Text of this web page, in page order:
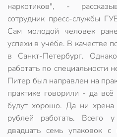
наркотиков", -
сотрудник пресс-службы
Сам молодой человек
успехи в учёбе. В качестве
в Санкт-Петербург.
работать по
Питер был направлен на
практике говорили - да всё
будут хорошо. Да ни хрена
рублей работать. Всего
двадцать семь упаковок